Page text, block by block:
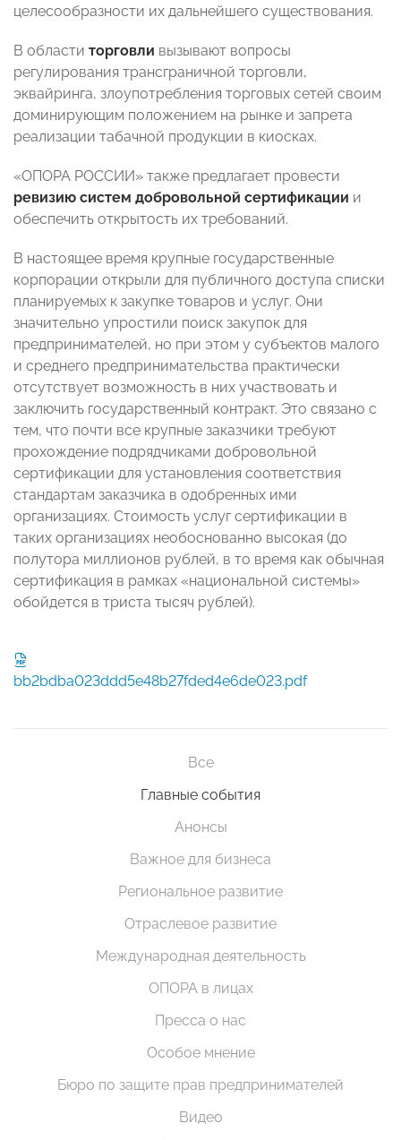
целесообразности их дальнейшего существования.
В области торговли вызывают вопросы
регулирования трансграничной торговли,
эквайринга, злоупотребления торговых сетей своим
доминирующим положением на рынке и запрета
реализации табачной продукции в киосках.
«ОПОРА РОССИИ» также предлагает провести
ревизию систем добровольной сертификации и
обеспечить открытость их требований.
В настоящее время крупные государственные
корпорации открыли для публичного доступа списки
планируемых к закупке товаров и услуг. Они
значительно упростили поиск закупок для
предпринимателей, но при этом у субъектов малого
и среднего предпринимательства практически
отсутствует возможность в них участвовать и
заключить государственный контракт. Это связано с
тем, что почти все крупные заказчики требуют
прохождение подрядчиками добровольной
сертификации для установления соответствия
стандартам заказчика в одобренных ими
организациях. Стоимость услуг сертификации в
таких организациях необоснованно высокая (до
полутора миллионов рублей, в то время как обычная
сертификация в рамках «национальной системы»
обойдется в триста тысяч рублей).
bb2bdba023ddd5e48b27fded4e6de023.pdf
Все
Главные события
Анонсы
Важное для бизнеса
Региональное развитие
Отраслевое развитие
Международная деятельность
ОПОРА в лицах
Пресса о нас
Особое мнение
Бюро по защите прав предпринимателей
Видео